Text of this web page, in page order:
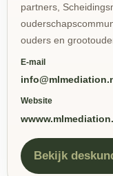
partners,
ouders en
E-mail
Website
Bekijk